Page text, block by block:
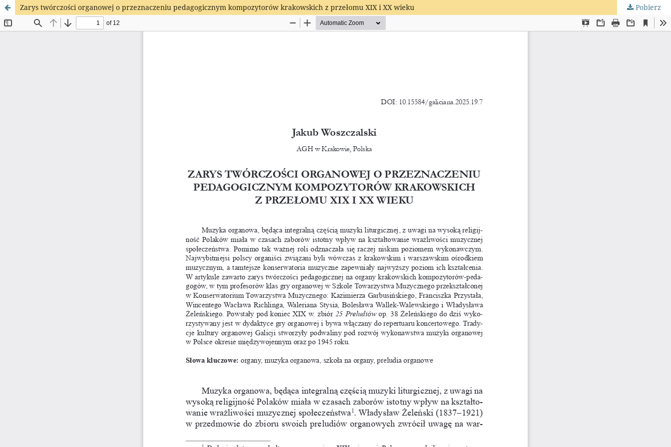
Zarys twórczości organowej o przeznaczeniu pedagogicznym kompozytorów krakowskich z przełomu XIX i XX wieku Pobierz